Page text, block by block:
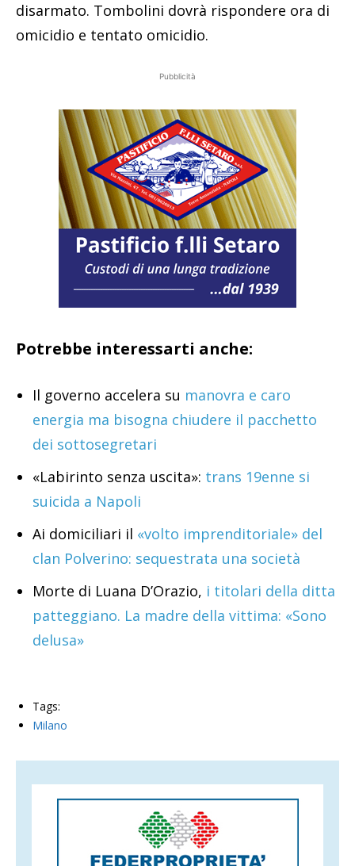
disarmato. Tombolini dovrà rispondere ora di
omicidio e tentato omicidio.
Pubblicità
Potrebbe interessarti anche:
Il governo accelera su manovra e caro
energia ma bisogna chiudere il pacchetto
dei sottosegretari
«Labirinto senza uscita»: trans 19enne si
suicida a Napoli
Ai domiciliari il «volto imprenditoriale» del
clan Polverino: sequestrata una società
Morte di Luana D’Orazio, i titolari della ditta
patteggiano. La madre della vittima: «Sono
delusa»
Tags:
Milano